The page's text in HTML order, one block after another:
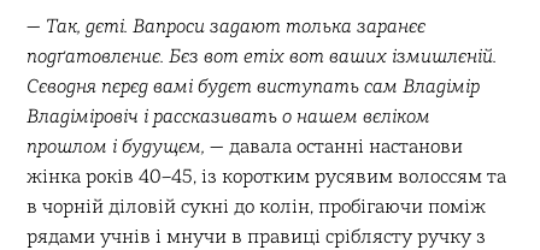
— Так, дєті. Вапроси задают толька заранєє
подґатовлєниє. Бєз вот етіх вот ваших ізмишлєній.
Сєводня пєрєд вамі будєт виступать сам Владімір
Владіміровіч і рассказивать о нашем вєліком
прошлом і будущєм, — давала останні настанови
жінка років 40–45, із коротким русявим волоссям та
в чорній діловій сукні до колін, пробігаючи поміж
рядами учнів і мнучи в правиці сріблясту ручку з